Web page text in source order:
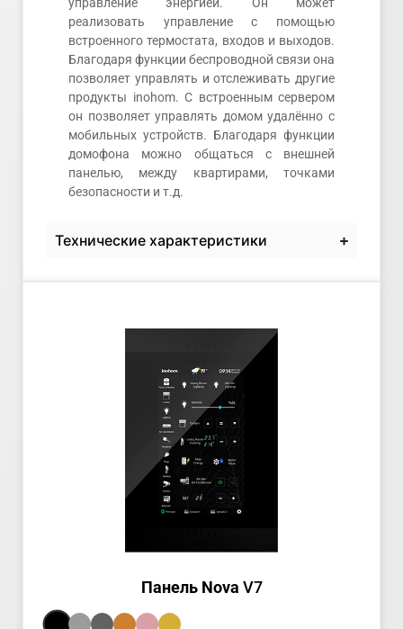
реализовать управление с помощью
встроенного термостата, входов и выходов.
Благодаря функции беспроводной связи она
позволяет управлять и отслеживать другие
продукты inohom. С встроенным сервером
он позволяет управлять домом удалённо с
мобильных устройств. Благодаря функции
домофона можно общаться с внешней
панелью, между квартирами, точками
безопасности и т.д.
Технические характеристики
Панель Nova V7